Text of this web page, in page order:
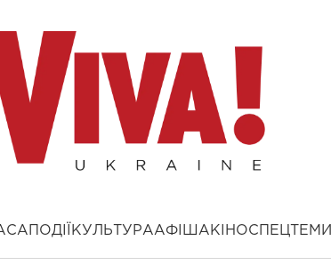
ПОДІЇ КУЛЬТУРААФІША КІНОСПЕЦТЕМИ